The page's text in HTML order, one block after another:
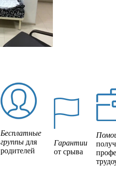
Бесплатные
группы для
родителей
Гарантии
от срыва